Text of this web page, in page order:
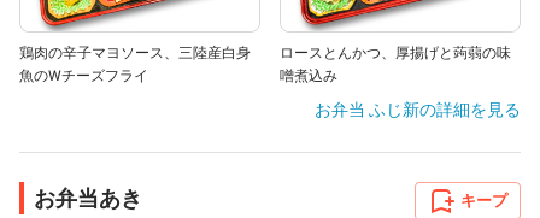
鶏肉の辛子マヨソース、三陸産白身
魚のWチーズフライ
ロースとんかつ、厚揚げと蒟蒻の味
噌煮込み
お弁当 ふじ新の詳細を見る
お弁当あき キープ